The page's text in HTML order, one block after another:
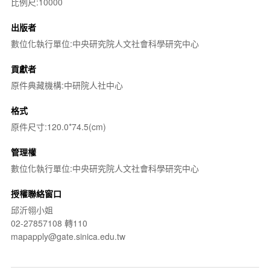
出版者
數位化執行單位:中央研究院人文社會科學研究中心
貢獻者
原件典藏機構:中研院人社中心
格式
原件尺寸:120.0*74.5(cm)
管理權
數位化執行單位:中央研究院人文社會科學研究中心
授權聯絡窗口
邱沂翎小姐
02-27857108 轉110
mapapply@gate.sinica.edu.tw